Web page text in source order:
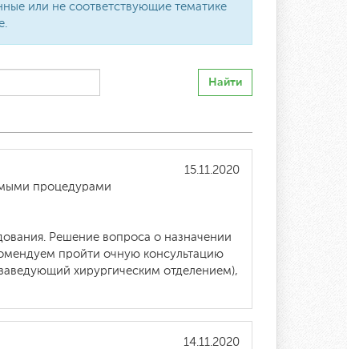
или не соответствующие тематике
Найти
15.11.2020
процедурами
Решение вопроса о назначении
пройти очную консультацию
хирургическим отделением),
14.11.2020